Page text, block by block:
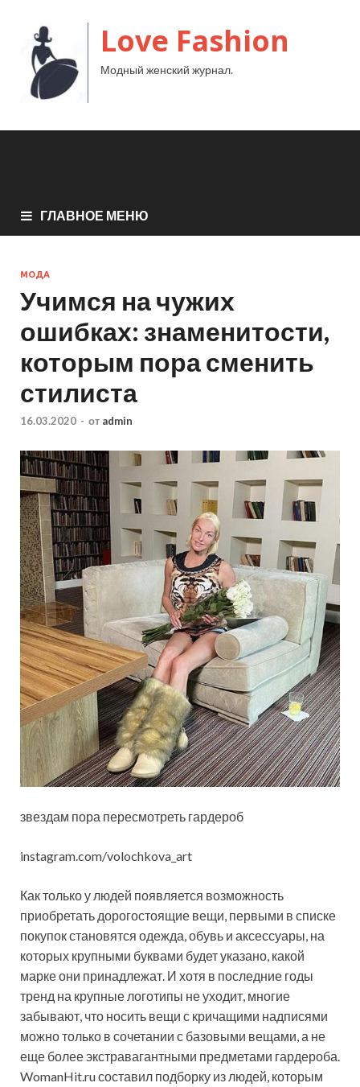
Love Fashion
Модный женский журнал.
ГЛАВНОЕ МЕНЮ
МОДА
Учимся на чужих
ошибках: знаменитости,
которым пора сменить
стилиста
16.03.2020 - от admin
звездам пора пересмотреть гардероб
instagram.com/volochkova_art
Как только у людей появляется возможность
приобретать дорогостоящие вещи, первыми в списке
покупок становятся одежда, обувь и аксессуары, на
которых крупными буквами будет указано, какой
марке они принадлежат. И хотя в последние годы
тренд на крупные логотипы не уходит, многие
забывают, что носить вещи с кричащими надписями
можно только в сочетании с базовыми вещами, а не
еще более экстравагантными предметами гардероба.
WomanHit.ru составил подборку из людей, которым